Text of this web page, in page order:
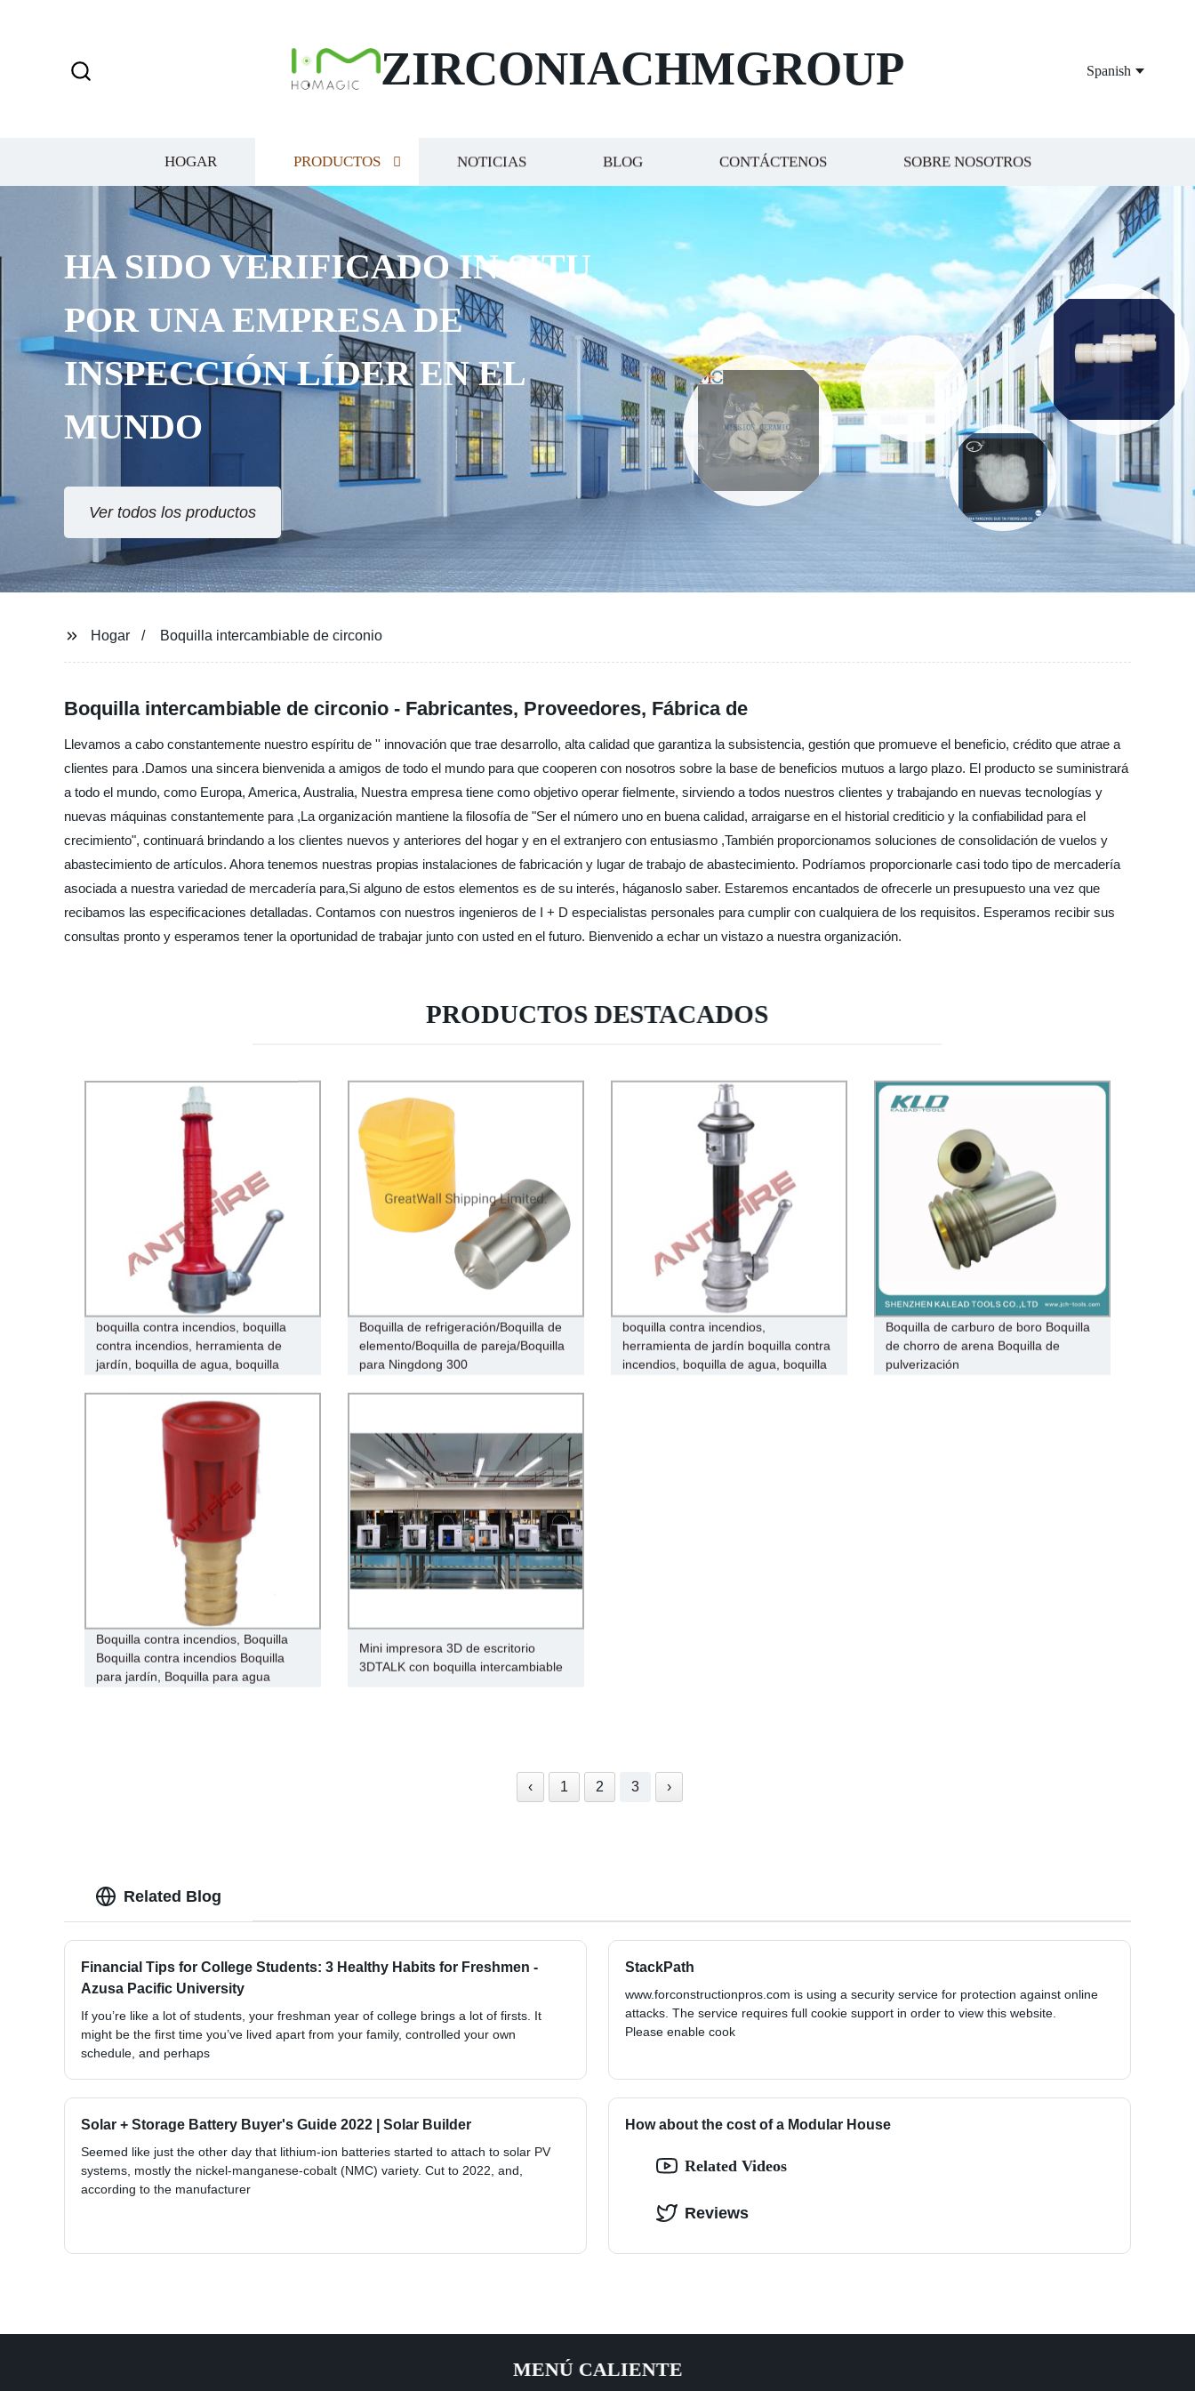
ZIRCONIACHMGROUP Spanish
HOGAR PRODUCTOS NOTICIAS BLOG CONTÁCTENOS SOBRE NOSOTROS
HA SIDO VERIFICADO IN SITU
POR UNA EMPRESA DE
INSPECCIÓN LÍDER EN EL
MUNDO
Ver todos los productos
Hogar Boquilla intercambiable de circonio
Boquilla intercambiable de circonio - Fabricantes, Proveedores, Fábrica de
Llevamos a cabo constantemente nuestro espíritu de '' innovación que trae desarrollo, alta calidad que garantiza la subsistencia, gestión que promueve el beneficio, crédito que atrae a
clientes para .Damos una sincera bienvenida a amigos de todo el mundo para que cooperen con nosotros sobre la base de beneficios mutuos a largo plazo. El producto se suministrará
a todo el mundo, como Europa, America, Australia, Nuestra empresa tiene como objetivo operar fielmente, sirviendo a todos nuestros clientes y trabajando en nuevas tecnologías y
nuevas máquinas constantemente para ,La organización mantiene la filosofía de "Ser el número uno en buena calidad, arraigarse en el historial crediticio y la confiabilidad para el
crecimiento", continuará brindando a los clientes nuevos y anteriores del hogar y en el extranjero con entusiasmo ,También proporcionamos soluciones de consolidación de vuelos y
abastecimiento de artículos. Ahora tenemos nuestras propias instalaciones de fabricación y lugar de trabajo de abastecimiento. Podríamos proporcionarle casi todo tipo de mercadería
asociada a nuestra variedad de mercadería para,Si alguno de estos elementos es de su interés, háganoslo saber. Estaremos encantados de ofrecerle un presupuesto una vez que
recibamos las especificaciones detalladas. Contamos con nuestros ingenieros de I + D especialistas personales para cumplir con cualquiera de los requisitos. Esperamos recibir sus
consultas pronto y esperamos tener la oportunidad de trabajar junto con usted en el futuro. Bienvenido a echar un vistazo a nuestra organización.
PRODUCTOS DESTACADOS
boquilla contra incendios, boquilla
contra incendios, herramienta de
jardín, boquilla de agua, boquilla
Boquilla de refrigeración/Boquilla de
elemento/Boquilla de pareja/Boquilla
para Ningdong 300
boquilla contra incendios,
herramienta de jardín boquilla contra
incendios, boquilla de agua, boquilla
Boquilla de carburo de boro Boquilla
de chorro de arena Boquilla de
pulverización
Boquilla contra incendios, Boquilla
Boquilla contra incendios Boquilla
para jardín, Boquilla para agua
Mini impresora 3D de escritorio
3DTALK con boquilla intercambiable
‹ 1 2 3 ›
Related Blog
Financial Tips for College Students: 3 Healthy Habits for Freshmen -
Azusa Pacific University
If you’re like a lot of students, your freshman year of college brings a lot of firsts. It
might be the first time you’ve lived apart from your family, controlled your own
schedule, and perhaps
StackPath
www.forconstructionpros.com is using a security service for protection against online
attacks. The service requires full cookie support in order to view this website.
Please enable cook
Solar + Storage Battery Buyer's Guide 2022 | Solar Builder
Seemed like just the other day that lithium-ion batteries started to attach to solar PV
systems, mostly the nickel-manganese-cobalt (NMC) variety. Cut to 2022, and,
according to the manufacturer
How about the cost of a Modular House
Related Videos
Reviews
MENÚ CALIENTE